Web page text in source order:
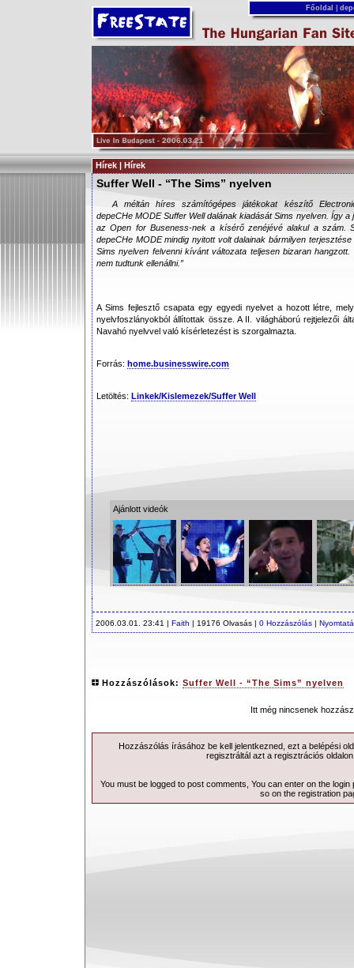
Főoldal
Hírek | Hírek
Suffer Well - “The Sims” nyelven
A méltán híres számítógépes játékokat készítő
depeCHe MODE Suffer Well dalának kiadását Sims nyelven. Így
az Open for Buseness-nek a kísérő zenéjévé alakul a szám.
depeCHe MODE mindig nyitott volt dalainak bármilyen
Sims nyelven felvenni kívánt változata teljesen bizaran
nem tudtunk ellenállni.”
A Sims fejlesztő csapata egy egyedi nyelvet a hozott létre,
nyelvfoszlányokból állítottak össze. A II. világháború rejtjelezői
Navahó nyelvvel való kísérletezést is szorgalmazta.
Forrás: home.businesswire.com
Letöltés: Linkek/Kislemezek/Suffer Well
Ajánlott videók
2006.03.01. 23:41 | Faith | 19176 Olvasás | 0 Hozzászólás |
Hozzászólások: Suffer Well - “The Sims” nyelven
Itt még nincsenek
Hozzászólás írásához be kell jelentkezned, ezt a belépési
regisztráltál azt a regisztrációs
You must be logged to post comments, You can enter on the login
so on the registration